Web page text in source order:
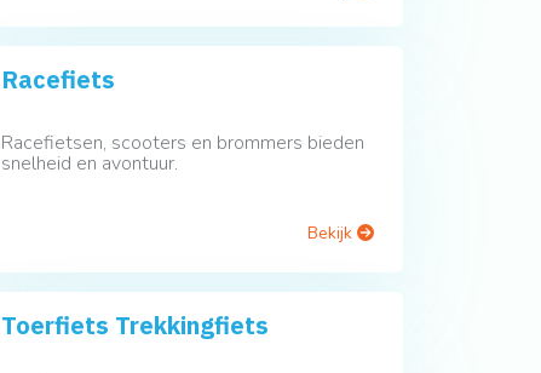
Racefiets
Racefietsen, scooters en brommers bieden
snelheid en avontuur.
Bekijk
Toerfiets Trekkingfiets